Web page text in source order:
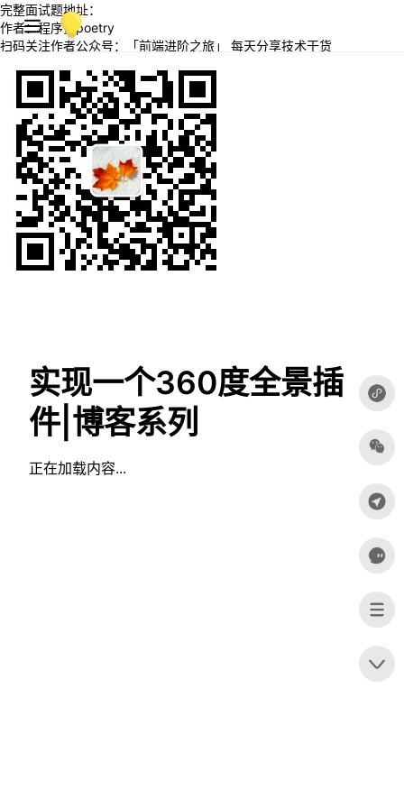
完整面试题地址：
作者：程序员poetry
扫码关注作者公众号：「前端进阶之旅」 每天分享技术干货
实现一个360度全景插
件|博客系列
正在加载内容...